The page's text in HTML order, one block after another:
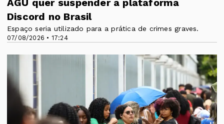
07/08/2026 • 17:24
Discord no Brasil
Espaço seria utilizado para a prática de crimes graves.